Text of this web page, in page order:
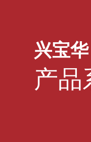
兴宝华
产品